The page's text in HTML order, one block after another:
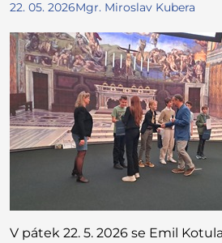
22. 05. 2026Mgr. Miroslav Kubera
V pátek 22. 5. 2026 se Emil